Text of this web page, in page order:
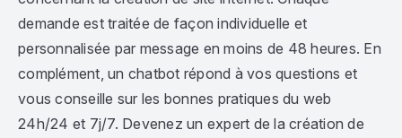
demande est traitée de façon individuelle et
personnalisée par message en moins de 48 heures. En
complément, un chatbot répond à vos questions et
vous conseille sur les bonnes pratiques du web
24h/24 et 7j/7. Devenez un expert de la création de